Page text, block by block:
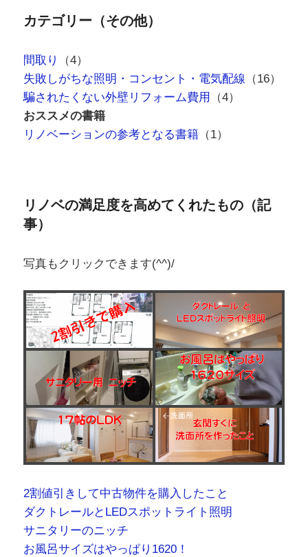
カテゴリー（その他）
間取り
（4）
失敗しがちな照明・コンセント・電気配線 （16）
騙されたくない外壁リフォーム費用
（4）
おススメの書籍
リノベーションの参考となる書籍（1）
リノベの満足度を高めてくれたもの（記
事）
写真もクリックできます(^^)/
2割値引きして中古物件を購入したこと
ダクトレールとLEDスポットライト照明
サニタリーのニッチ
お風呂サイズはやっぱり1620！